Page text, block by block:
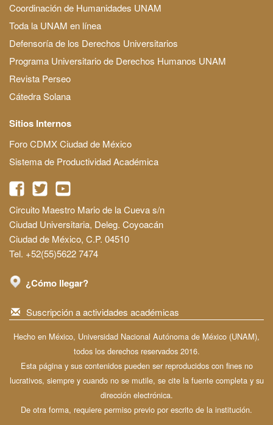
Coordinación de Humanidades UNAM
Toda la UNAM en línea
Defensoría de los Derechos Universitarios
Programa Universitario de Derechos Humanos UNAM
Revista Perseo
Cátedra Solana
Sitios Internos
Foro CDMX Ciudad de México
Sistema de Productividad Académica
Circuito Maestro Mario de la Cueva s/n
Ciudad Universitaria, Deleg. Coyoacán
Ciudad de México, C.P. 04510
Tel. +52(55)5622 7474
¿Cómo llegar?
Suscripción a actividades académicas
Hecho en México, Universidad Nacional Autónoma de México (UNAM),
todos los derechos reservados 2016.
Esta página y sus contenidos pueden ser reproducidos con fines no
lucrativos, siempre y cuando no se mutile, se cite la fuente completa y su
dirección electrónica.
De otra forma, requiere permiso previo por escrito de la institución.